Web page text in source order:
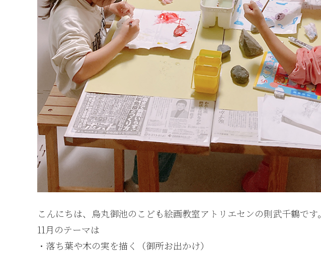
こんにちは、烏丸御池のこども絵画教室アトリエセンの則武千鶴です。
11月のテーマは
・落ち葉や木の実を描く（御所お出かけ）